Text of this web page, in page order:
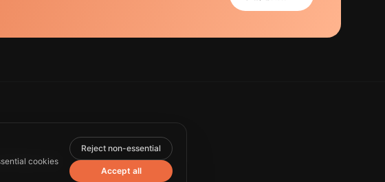
us
cookies
Reject non-essential
Accept all